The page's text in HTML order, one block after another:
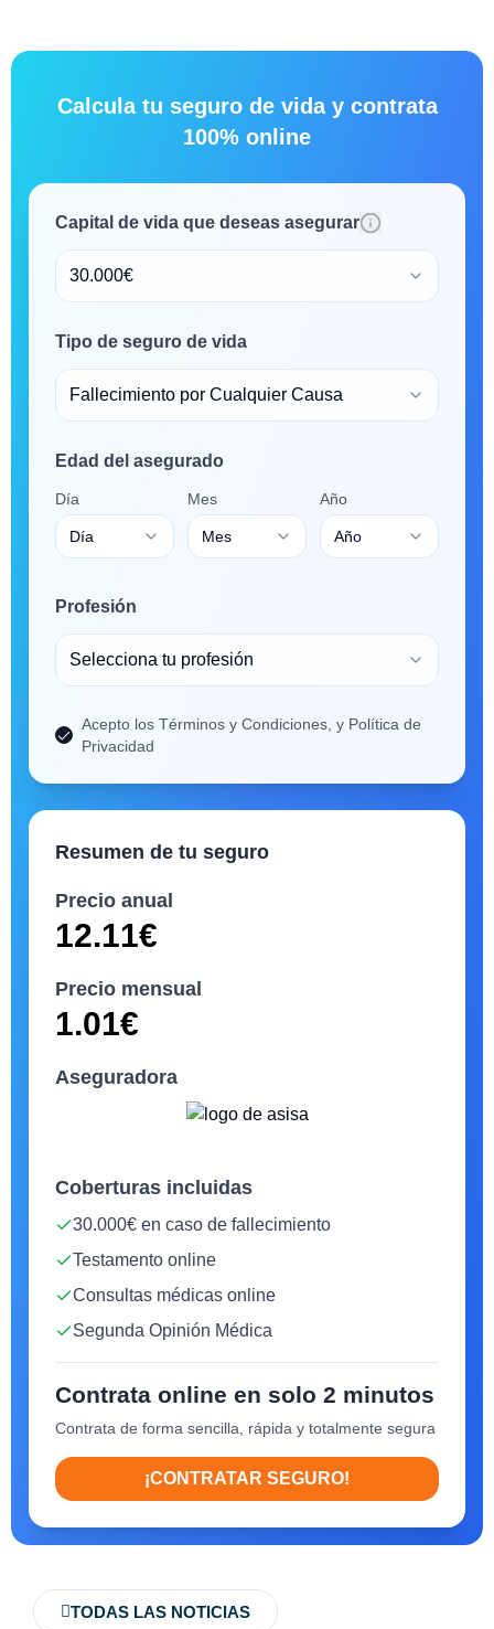
Calcula tu seguro de vida y contrata
100% online
Capital de vida que deseas asegurar
30.000€
Tipo de seguro de vida
Fallecimiento por Cualquier Causa
Edad del asegurado
Día
Día
Mes
Mes
Año
Año
Profesión
Selecciona tu profesión
Acepto los Términos y Condiciones, y Política de
Privacidad
Resumen de tu seguro
Precio anual
12.11€
Precio mensual
1.01€
Aseguradora
Coberturas incluidas
30.000€ en caso de fallecimiento
Testamento online
Consultas médicas online
Segunda Opinión Médica
Contrata online en solo 2 minutos
Contrata de forma sencilla, rápida y totalmente segura
¡CONTRATAR SEGURO!
TODAS LAS NOTICIAS